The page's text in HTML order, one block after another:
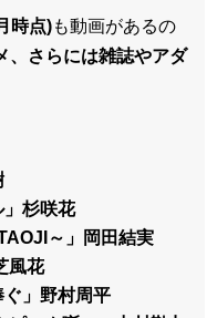
時点)も動画があるの
、さらには雑誌やアダ
」杉咲花
～」岡田結実
風花
」野村周平